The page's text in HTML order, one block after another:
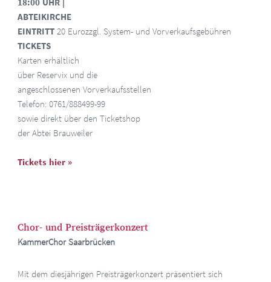
ABTEIKIRCHE
EINTRITT20 Eurozzgl. System- und Vorverkaufsgebühren
TICKETS
Karten erhältlich
über Reservix und die
angeschlossenen Vorverkaufsstellen
Telefon: 0761/888499-99
sowie direkt über den Ticketshop
der Abtei Brauweiler
Tickets hier »
Chor- und Preisträgerkonzert
KammerChor Saarbrücken
Mit dem diesjährigen Preisträgerkonzert präsentiert sich